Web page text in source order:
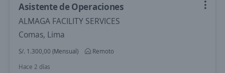
Asistente de Operaciones
ALMAGA FACILITY SERVICES
Comas, Lima
S/. 1.300,00 (Mensual)
Remoto
Hace 2 días